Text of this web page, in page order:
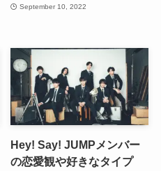
September 10, 2022
Hey! Say! JUMPメンバー
の恋愛観や好きなタイプ